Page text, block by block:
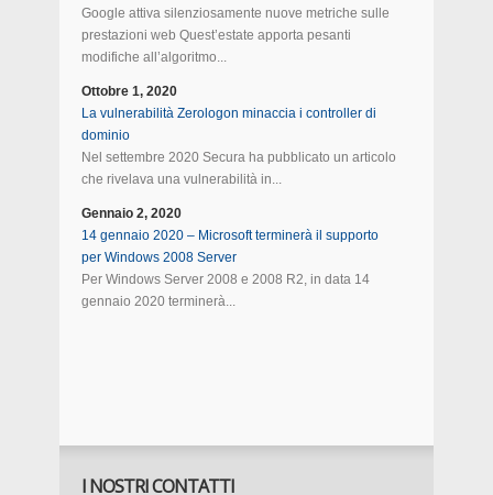
Google attiva silenziosamente nuove metriche sulle
prestazioni web Quest’estate apporta pesanti
modifiche all’algoritmo...
Ottobre 1, 2020
La vulnerabilità Zerologon minaccia i controller di
dominio
Nel settembre 2020 Secura ha pubblicato un articolo
che rivelava una vulnerabilità in...
Gennaio 2, 2020
14 gennaio 2020 – Microsoft terminerà il supporto
per Windows 2008 Server
Per Windows Server 2008 e 2008 R2, in data 14
gennaio 2020 terminerà...
I NOSTRI CONTATTI